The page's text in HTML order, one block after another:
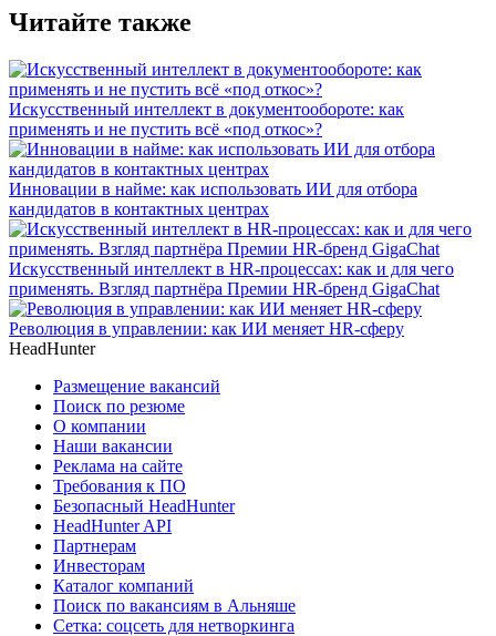
Читайте также
Искусственный интеллект в документообороте: как
применять и не пустить всё «под откос»?
Инновации в найме: как использовать ИИ для отбора
кандидатов в контактных центрах
Искусственный интеллект в HR-процессах: как и для чего
применять. Взгляд партнёра Премии HR-бренд GigaChat
Революция в управлении: как ИИ меняет HR-сферу
HeadHunter
Размещение вакансий
Поиск по резюме
О компании
Наши вакансии
Реклама на сайте
Требования к ПО
Безопасный HeadHunter
HeadHunter API
Партнерам
Инвесторам
Каталог компаний
Поиск по вакансиям в Альняше
Сетка: соцсеть для нетворкинга